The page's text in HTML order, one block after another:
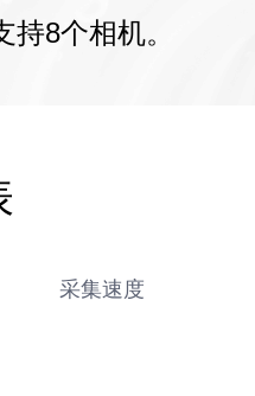
持8个相机。
采集速度